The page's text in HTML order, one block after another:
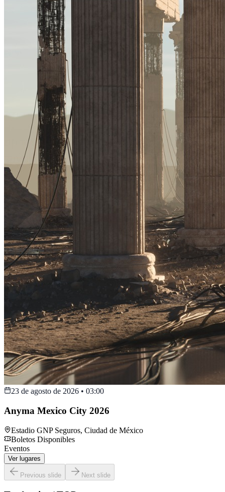
23 de agosto de 2026 • 03:00
Anyma Mexico City 2026
Estadio GNP Seguros, Ciudad de México
Boletos Disponibles
Eventos
Ver lugares
Previous slide Next slide